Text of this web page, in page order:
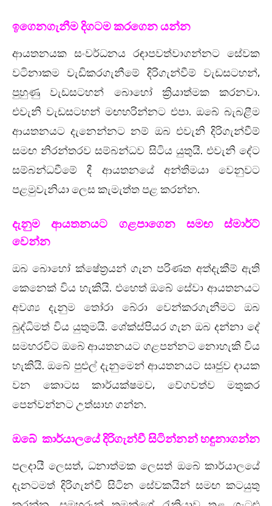
ඉගෙනගැනීම දිගටම කරගෙන යන්න
ආයතනයක සංවර්ධනය රඳාපවත්වාගන්නට සේවක
වටිනාකම වැඩිකරගැනීමේ දිරිගැන්වීම් වැඩසටහන්,
පුහුණු වැඩසටහන් බොහෝ ක්‍රියාත්මක කරනවා.
එවැනි වැඩසටහන් මඟහරින්නට එපා. ඔබේ බැබළීම
ආයතනයට දැනෙන්නට නම් ඔබ එවැනි දිරිගැන්වීම්
සමඟ නිරන්තරව සම්බන්ධව සිටිය යුතුයි. එවැනි දේට
සම්බන්ධවීමේ දී ආයතනයේ අන්තිමයා වෙනුවට
පළමුවැනියා ලෙස කැමැත්ත පළ කරන්න.
දැනුම ආයතනයට ගළපාගෙන සමඟ ස්මාර්ට්
වෙන්න
ඔබ බොහෝ ක්ෂේත්‍රයන් ගැන පරිණත අත්දැකීම් ඇති
කෙනෙක් විය හැකියි. එහෙත් ඔබේ සේවා ආයතනයට
අවශ්‍ය දැනුම තෝරා බේරා වෙන්කරගැනීමට ඔබ
බුද්ධිමත් විය යුතුමයි. ශේක්ස්පියර ගැන ඔබ දන්නා දේ
සමහරවිට ඔබේ ආයතනයට ගළපන්නට නොහැකි විය
හැකියි. ඔබේ පුළුල් දැනුමෙන් ආයතනයට සෘජුව දායක
වන කොටස කාර්යක්ෂමව, වේගවත්ව මතුකර
පෙන්වන්නට උත්සාහ ගන්න.
ඔබේ කාර්යාලයේ දිරිගැන්වී සිටින්නන් හඳුනාගන්න
පලදායී ලෙසත්, ධනාත්මක ලෙසත් ඔබේ කාර්යාලයේ
දැනටමත් දිරිගැන්වී සිටින සේවකයින් සමඟ කටයුතු